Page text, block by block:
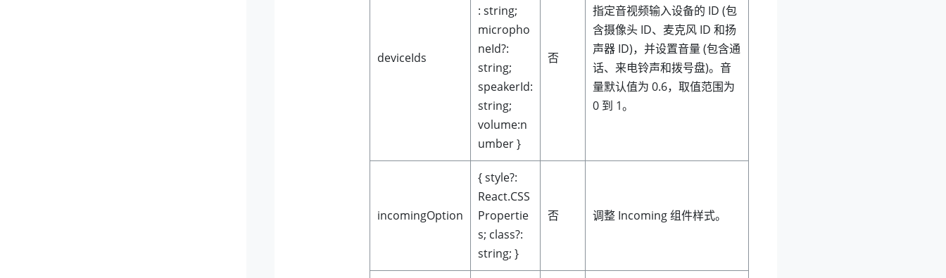
deviceIds
: string;
micropho
neId?:
string;
speakerId:
string;
volume:n
umber }
否
指定音视频输入设备的 ID (包
含摄像头 ID、麦克风 ID 和扬
声器 ID)，并设置音量 (包含通
话、来电铃声和拨号盘)。音
量默认值为 0.6，取值范围为
0 到 1。
incomingOption
{ style?:
React.CSS
Propertie
s; class?:
string; }
否 调整 Incoming 组件样式。